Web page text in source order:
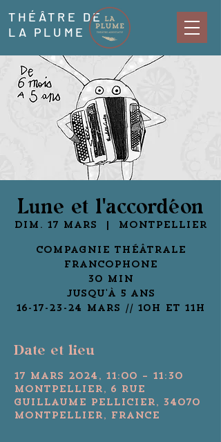
THÉÂTRE DE
LA PLUME
Lune et l'accordéon
dim. 17 mars Montpellier
Compagnie théâtrale
francophone
30 min
Jusqu'à 5 ans
Date et lieu
17 mars 2024, 11:00 – 11:30
Montpellier, 6 Rue
Guillaume Pellicier, 34070
Montpellier, France